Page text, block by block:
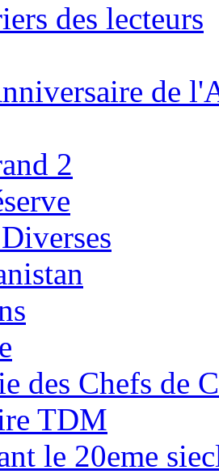
des lecteurs
de
2
des Chefs de
TDM
le 20eme